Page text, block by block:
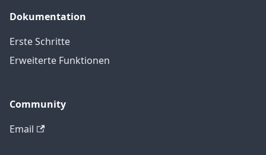
Dokumentation
Erste Schritte
Erweiterte Funktionen
Community
Email